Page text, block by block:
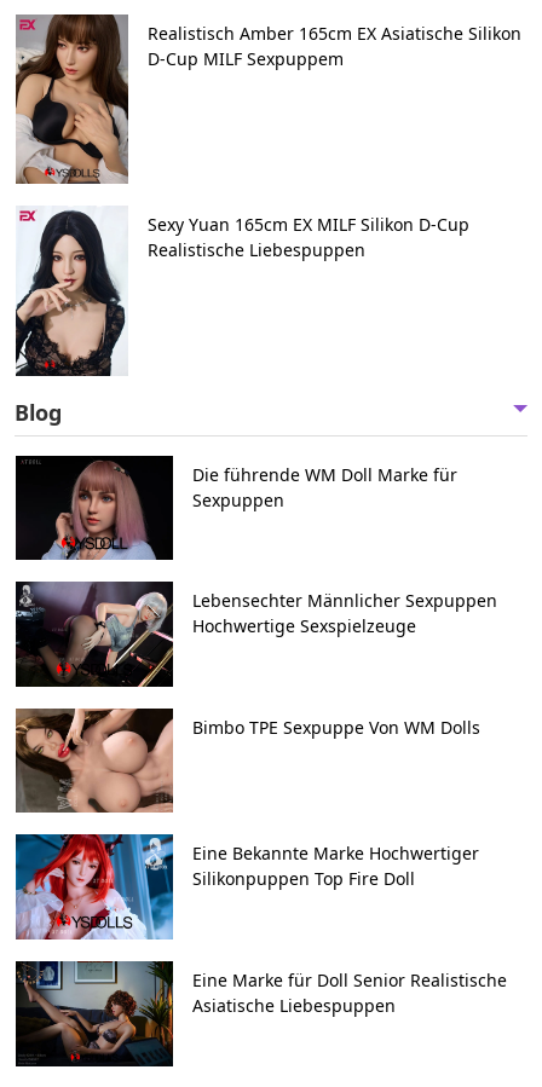
Realistisch Amber 165cm EX Asiatische Silikon
D-Cup MILF Sexpuppem
Sexy Yuan 165cm EX MILF Silikon D-Cup
Realistische Liebespuppen
Blog
Die führende WM Doll Marke für
Sexpuppen
Lebensechter Männlicher Sexpuppen
Hochwertige Sexspielzeuge
Bimbo TPE Sexpuppe Von WM Dolls
Eine Bekannte Marke Hochwertiger
Silikonpuppen Top Fire Doll
Eine Marke für Doll Senior Realistische
Asiatische Liebespuppen